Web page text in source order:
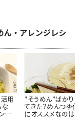
ん・アレンジレシ
用
な
ニ
"そうめん”ばかりで
てきた？めんつゆ代
にオススメなのは